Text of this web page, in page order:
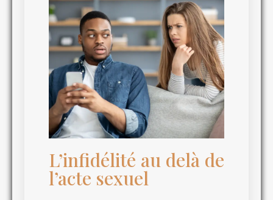
L’infidélité au delà de
l’acte sexuel